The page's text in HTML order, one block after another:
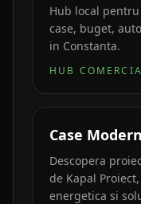
Hub local
case, buget,
in Constanta.
HUB
Case
Descopera
de Kapal
energetica si